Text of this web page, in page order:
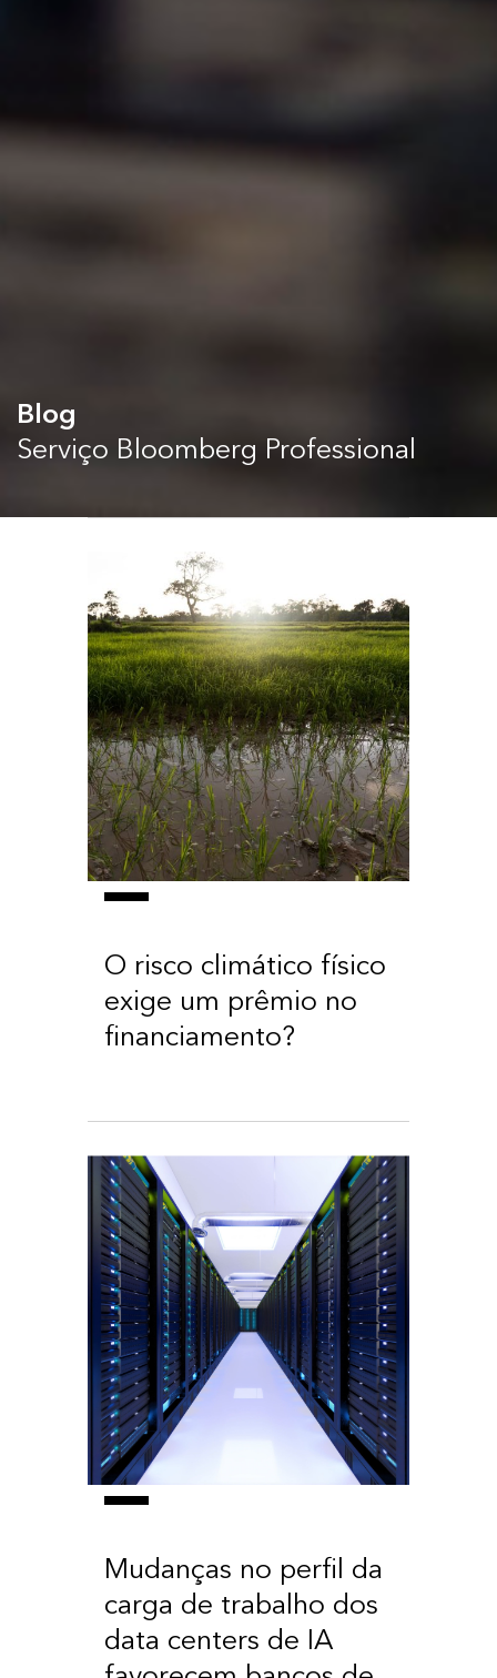
Blog
Serviço Bloomberg Professional
O risco climático físico
exige um prêmio no
financiamento?
Mudanças no perfil da
carga de trabalho dos
data centers de IA